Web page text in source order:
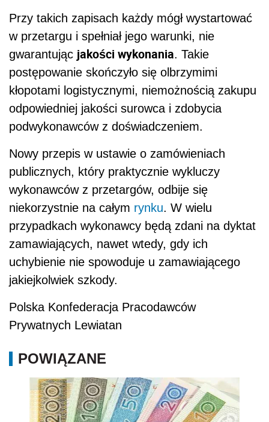
Przy takich zapisach każdy mógł wystartować
w przetargu i spełniał jego warunki, nie
gwarantując jakości wykonania. Takie
postępowanie skończyło się olbrzymimi
kłopotami logistycznymi, niemożnością zakupu
odpowiedniej jakości surowca i zdobycia
podwykonawców z doświadczeniem.
Nowy przepis w ustawie o zamówieniach
publicznych, który praktycznie wykluczy
wykonawców z przetargów, odbije się
niekorzystnie na całym rynku. W wielu
przypadkach wykonawcy będą zdani na dyktat
zamawiających, nawet wtedy, gdy ich
uchybienie nie spowoduje u zamawiającego
jakiejkolwiek szkody.
Polska Konfederacja Pracodawców
Prywatnych Lewiatan
POWIĄZANE